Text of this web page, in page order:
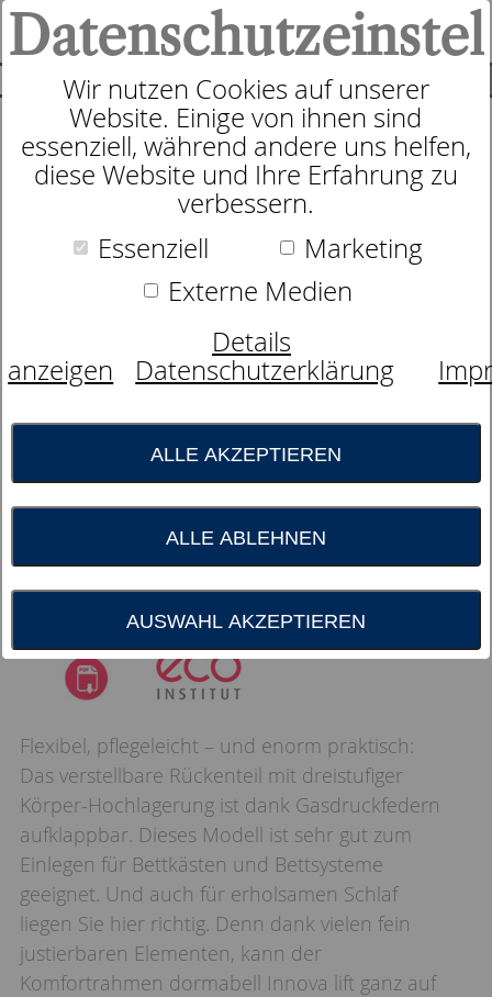
SUCHE
0
Rahmen
dormabell Innova lift
Flexibel, pflegeleicht – und enorm praktisch:
Das verstellbare Rückenteil mit dreistufiger
Körper-Hochlagerung ist dank Gasdruckfedern
aufklappbar. Dieses Modell ist sehr gut zum
Einlegen für Bettkästen und Bettsysteme
geeignet. Und auch für erholsamen Schlaf
liegen Sie hier richtig. Denn dank vielen fein
justierbaren Elementen, kann der
Komfortrahmen dormabell Innova lift ganz auf
Wir nutzen Cookies auf unserer
Website. Einige von ihnen sind
essenziell, während andere uns helfen,
diese Website und Ihre Erfahrung zu
verbessern.
Essenziell
Marketing
Externe Medien
Details
anzeigen
Datenschutzerklärung
ALLE AKZEPTIEREN
ALLE ABLEHNEN
AUSWAHL AKZEPTIEREN